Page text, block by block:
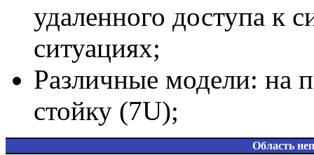
удаленного доступа к
ситуациях;
Различные модели: на
стойку (7U);
Область